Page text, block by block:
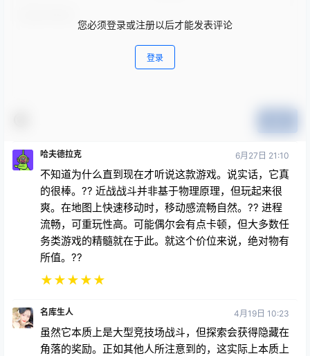
您必须登录或注册以后才能发表评论
登录
哈夫德拉克 6月27日 21:10
不知道为什么直到现在才听说这款游戏。说实话，它真
的很棒。?? 近战战斗并非基于物理原理，但玩起来很
爽。在地图上快速移动时，移动感流畅自然。?? 进程
流畅，可重玩性高。可能偶尔会有点卡顿，但大多数任
务类游戏的精髓就在于此。就这个价位来说，绝对物有
所值。??
★★★★★
名库生人 4月19日 10:23
虽然它本质上是大型竞技场战斗，但探索会获得隐藏在
角落的奖励。正如其他人所注意到的，这实际上本质上